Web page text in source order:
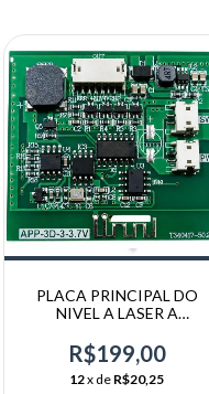
PLACA PRINCIPAL DO
NIVEL A LASER A
(ORIGINAL)
R$199,00
12x de R$20,25